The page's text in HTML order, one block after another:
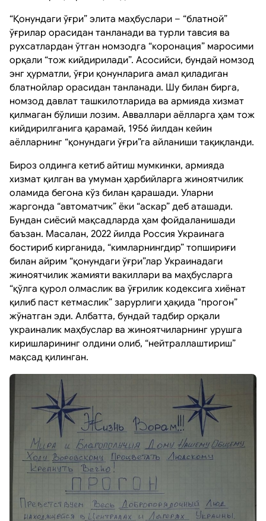
“Қонундаги ўғри” элита маҳбуслари – “блатной”
ўғрилар орасидан танланади ва турли тавсия ва
рухсатлардан ўтган номзодга “коронация” маросими
орқали “тож кийдирилади”. Асосийси, бундай номзод
энг ҳурматли, ўғри қонунларига амал қиладиган
блатнойлар орасидан танланади. Шу билан бирга,
номзод давлат ташкилотларида ва армияда хизмат
қилмаган бўлиши лозим. Авваллари аёлларга ҳам тож
кийдирилганига қарамай, 1956 йилдан кейин
аёлларнинг “қонундаги ўғри”га айланиши тақиқланди.
Бироз олдинга кетиб айтиш мумкинки, армияда
хизмат қилган ва умуман ҳарбийларга жиноятчилик
оламида бегона кўз билан қарашади. Уларни
жаргонда “автоматчик” ёки “аскар” деб аташади.
Бундан сиёсий мақсадларда ҳам фойдаланишади
баъзан. Масалан, 2022 йилда Россия Украинага
бостириб кирганида, “кимларнингдир” топшириғи
билан айрим “қонундаги ўғри”лар Украинадаги
жиноятчилик жамияти вакиллари ва маҳбусларга
“қўлга қурол олмаслик ва ўғрилик кодексига хиёнат
қилиб паст кетмаслик” зарурлиги ҳақида “прогон”
жўнатган эди. Албатта, бундай тадбир орқали
украиналик маҳбуслар ва жиноятчиларнинг урушга
киришларининг олдини олиб, “нейтраллаштириш”
мақсад қилинган.